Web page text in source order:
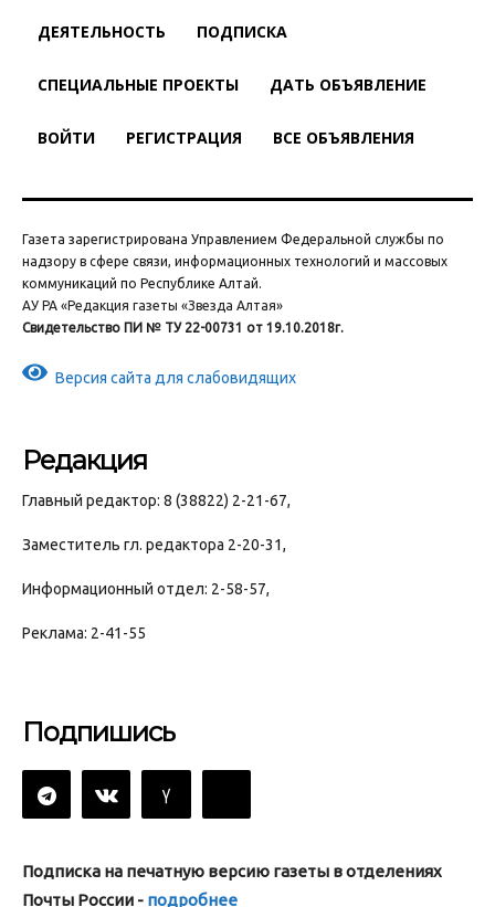
ДЕЯТЕЛЬНОСТЬ ПОДПИСКА
СПЕЦИАЛЬНЫЕ ПРОЕКТЫ ДАТЬ ОБЪЯВЛЕНИЕ
ВОЙТИ РЕГИСТРАЦИЯ ВСЕ ОБЪЯВЛЕНИЯ
Газета зарегистрирована Управлением Федеральной службы по
надзору в сфере связи, информационных технологий и массовых
коммуникаций по Республике Алтай.
АУ РА «Редакция газеты «Звезда Алтая»
Свидетельство ПИ № ТУ 22-00731 от 19.10.2018г.
Версия сайта для слабовидящих
Редакция
Главный редактор: 8 (38822) 2-21-67,
Заместитель гл. редактора 2-20-31,
Информационный отдел: 2-58-57,
Реклама: 2-41-55
Подпишись
Подписка на печатную версию газеты в отделениях
Почты России - подробнее